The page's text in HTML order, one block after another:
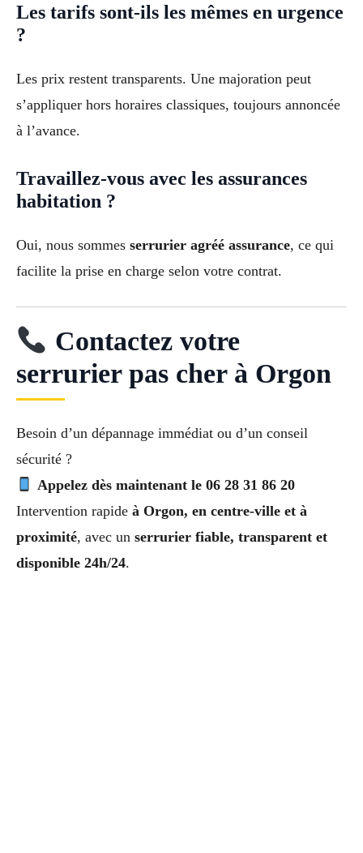
Les tarifs sont-ils les mêmes en urgence
?
Les prix restent transparents. Une majoration peut
s’appliquer hors horaires classiques, toujours annoncée
à l’avance.
Travaillez-vous avec les assurances
habitation ?
Oui, nous sommes serrurier agréé assurance, ce qui
facilite la prise en charge selon votre contrat.
Contactez votre
serrurier pas cher à Orgon
Besoin d’un dépannage immédiat ou d’un conseil
sécurité ?
Appelez dès maintenant le 06 28 31 86 20
Intervention rapide à Orgon, en centre-ville et à
proximité, avec un serrurier fiable, transparent et
disponible 24h/24.